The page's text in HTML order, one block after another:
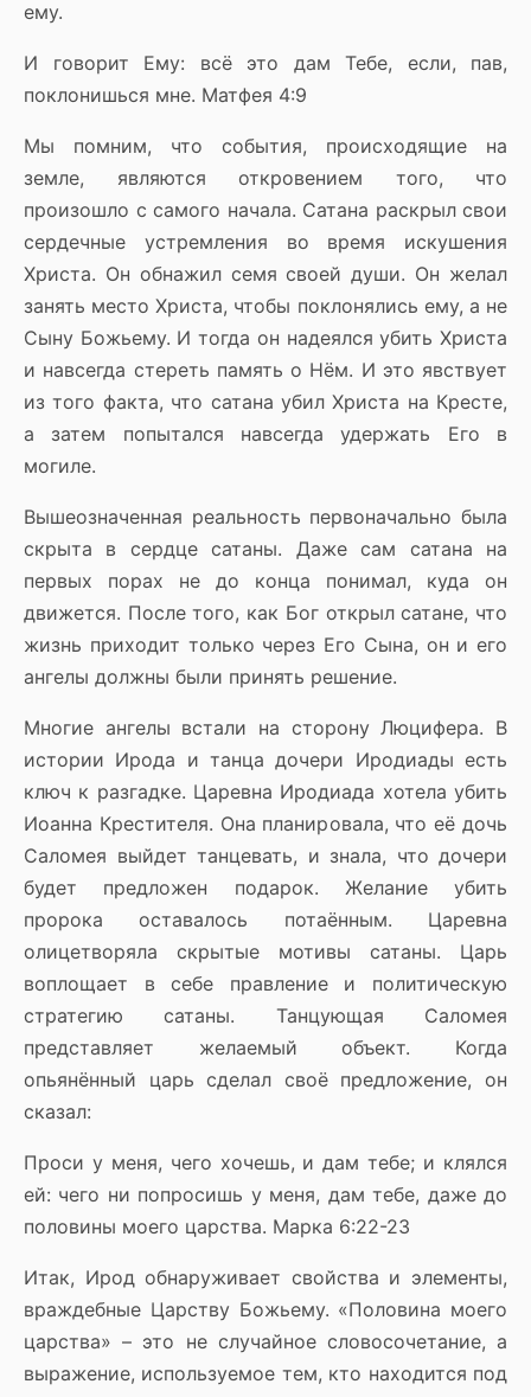
ему.
И говорит Ему: всё это дам Тебе, если, пав,
поклонишься мне. Матфея 4:9
Мы помним, что события, происходящие на
земле, являются откровением того, что
произошло с самого начала. Сатана раскрыл свои
сердечные устремления во время искушения
Христа. Он обнажил семя своей души. Он желал
занять место Христа, чтобы поклонялись ему, а не
Сыну Божьему. И тогда он надеялся убить Христа
и навсегда стереть память о Нём. И это явствует
из того факта, что сатана убил Христа на Кресте,
а затем попытался навсегда удержать Его в
могиле.
Вышеозначенная реальность первоначально была
скрыта в сердце сатаны. Даже сам сатана на
первых порах не до конца понимал, куда он
движется. После того, как Бог открыл сатане, что
жизнь приходит только через Его Сына, он и его
ангелы должны были принять решение.
Многие ангелы встали на сторону Люцифера. В
истории Ирода и танца дочери Иродиады есть
ключ к разгадке. Царевна Иродиада хотела убить
Иоанна Крестителя. Она планировала, что её дочь
Саломея выйдет танцевать, и знала, что дочери
будет предложен подарок. Желание убить
пророка оставалось потаённым. Царевна
олицетворяла скрытые мотивы сатаны. Царь
воплощает в себе правление и политическую
стратегию сатаны. Танцующая Саломея
представляет желаемый объект. Когда
опьянённый царь сделал своё предложение, он
сказал:
Проси у меня, чего хочешь, и дам тебе; и клялся
ей: чего ни попросишь у меня, дам тебе, даже до
половины моего царства. Марка 6:22-23
Итак, Ирод обнаруживает свойства и элементы,
враждебные Царству Божьему. «Половина моего
царства» – это не случайное словосочетание, а
выражение, используемое тем, кто находится под